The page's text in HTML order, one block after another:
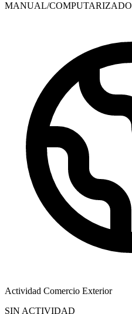
MANUAL/COMPUTARIZADO
Actividad Comercio Exterior
SIN ACTIVIDAD